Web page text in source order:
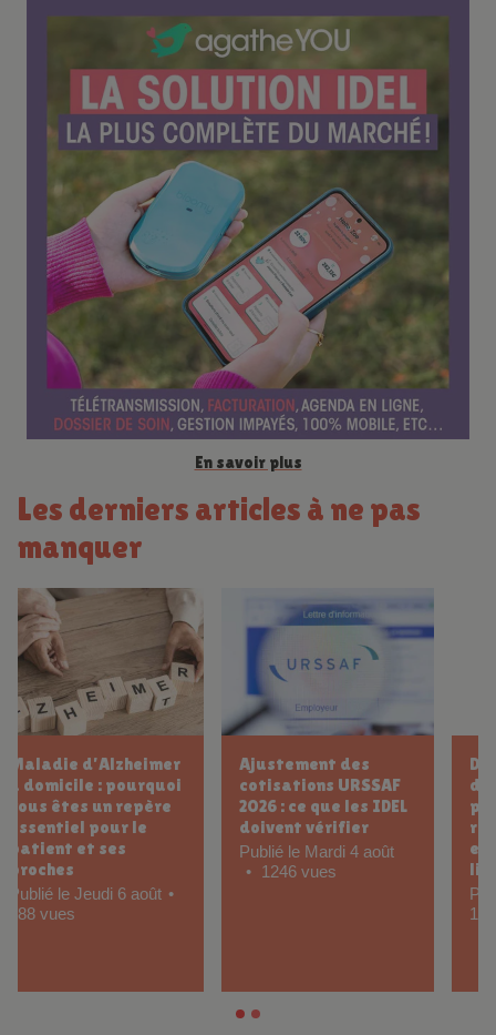
é
n
c
e
En savoir plus
Les derniers articles à ne pas
manquer
Déduction fiscale
d’une LOA : que
pouvez-vous
réellement déduire
en tant qu’infirmière
libérale ?
Publié le Lundi 3 août
1061 vues
Pansement
hydrocellulaire pour
quelle plaie ?
Publié le Jeudi 23 juillet
9089 vues